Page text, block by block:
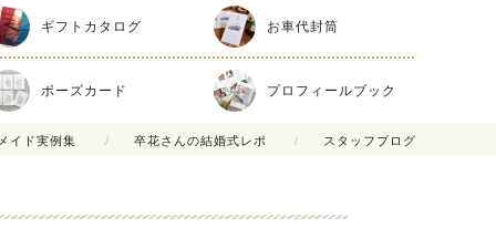
ギフトカタログ お車代封筒
ポーズカード プロフィールブック
イド実例集 卒花さんの結婚式レポ スタッフブログ